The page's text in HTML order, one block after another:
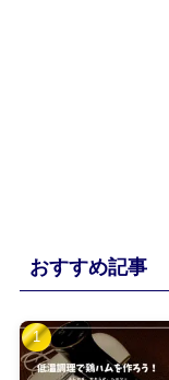
おすすめ記事